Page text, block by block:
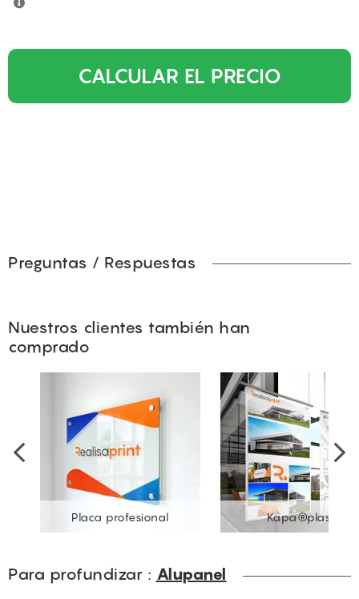
CALCULAR EL PRECIO
Preguntas / Respuestas
Nuestros clientes también han
comprado
Placa profesional Kapa®plast
Para profundizar : Alupanel